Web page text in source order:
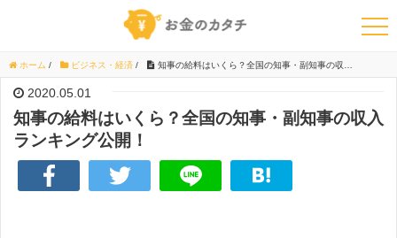
ホーム / ビジネス・経済 / 知事の給料はいくら？全国の知事・副知事の収入ランキング公開！
2020.05.01
知事の給料はいくら？全国の知事・副知事の収入
ランキング公開！